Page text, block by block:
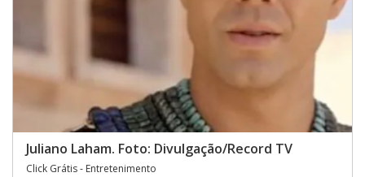
Juliano Laham. Foto: Divulgação/Record TV
Click Grátis - Entretenimento